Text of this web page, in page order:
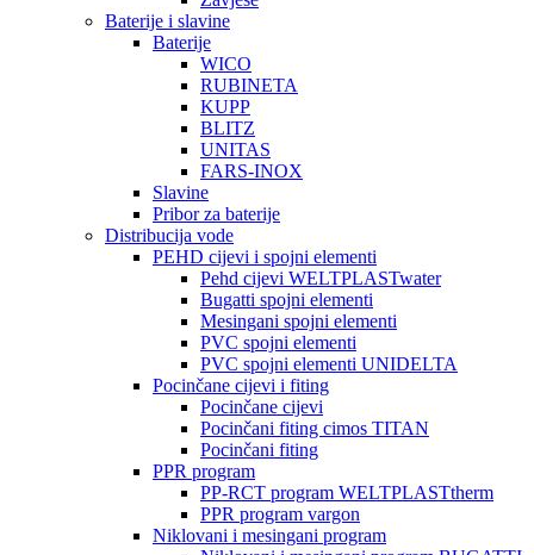
Baterije i slavine
Baterije
WICO
RUBINETA
KUPP
BLITZ
UNITAS
FARS-INOX
Slavine
Pribor za baterije
Distribucija vode
PEHD cijevi i spojni elementi
Pehd cijevi WELTPLASTwater
Bugatti spojni elementi
Mesingani spojni elementi
PVC spojni elementi
PVC spojni elementi UNIDELTA
Pocinčane cijevi i fiting
Pocinčane cijevi
Pocinčani fiting cimos TITAN
Pocinčani fiting
PPR program
PP-RCT program WELTPLASTtherm
PPR program vargon
Niklovani i mesingani program